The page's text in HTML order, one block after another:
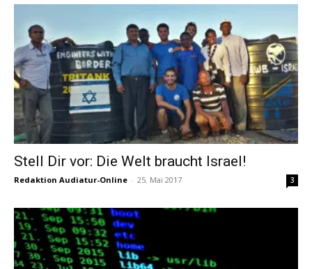
Stell Dir vor: Die Welt braucht Israel!
Redaktion Audiatur-Online - 25. Mai 2017 3